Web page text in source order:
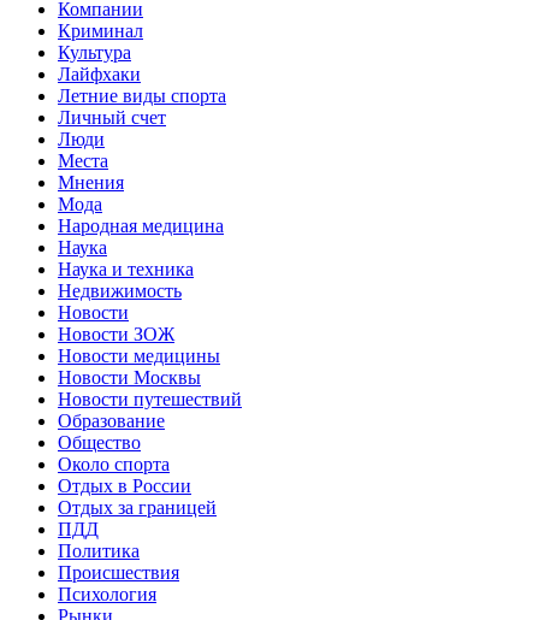
Компании
Криминал
Культура
Лайфхаки
Летние виды спорта
Личный счет
Люди
Места
Мнения
Мода
Народная медицина
Наука
Наука и техника
Недвижимость
Новости
Новости ЗОЖ
Новости медицины
Новости Москвы
Новости путешествий
Образование
Общество
Около спорта
Отдых в России
Отдых за границей
ПДД
Политика
Происшествия
Психология
Рынки